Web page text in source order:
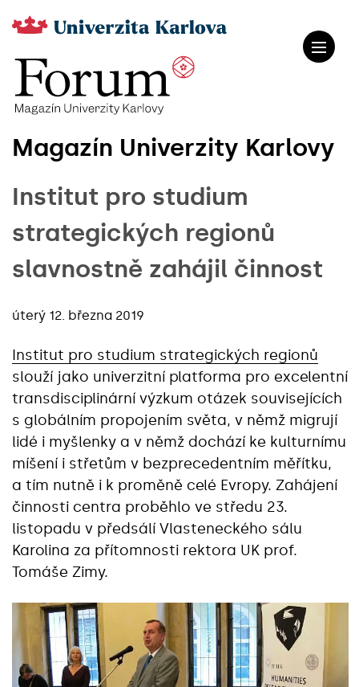
Magazín Univerzity Karlovy
Institut pro studium
strategických regionů
slavnostně zahájil činnost
úterý 12. března 2019
Institut pro studium strategických regionů
slouží jako univerzitní platforma pro excelentní
transdisciplinární výzkum otázek souvisejících
s globálním propojením světa, v němž migrují
lidé i myšlenky a v němž dochází ke kulturnímu
míšení i střetům v bezprecedentním měřítku,
a tím nutně i k proměně celé Evropy. Zahájení
činnosti centra proběhlo ve středu 23.
listopadu v předsálí Vlasteneckého sálu
Karolina za přítomnosti rektora UK prof.
Tomáše Zimy.